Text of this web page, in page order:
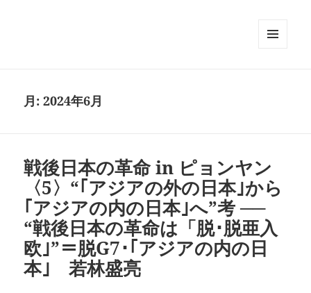
月:2024年6月
戦後日本の革命 in ピョンヤン
〈5〉“｢アジアの外の日本｣から
｢アジアの内の日本｣へ”考 ──
“戦後日本の革命は「脱･脱亜入
欧｣”＝脱G7･｢アジアの内の日
本｣ 若林盛亮